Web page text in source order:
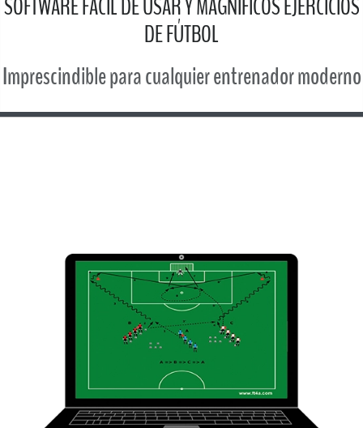
SOFTWARE FÁCIL DE USAR Y MAGNÍFICOS EJERCICIOS
DE FÚTBOL
Imprescindible para cualquier entrenador moderno